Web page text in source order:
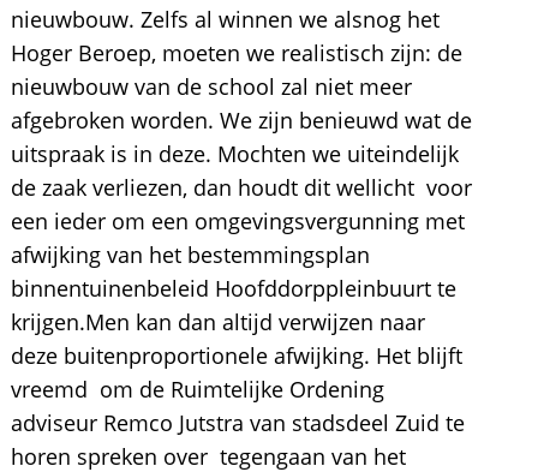
nieuwbouw. Zelfs al winnen we alsnog het
Hoger Beroep, moeten we realistisch zijn: de
nieuwbouw van de school zal niet meer
afgebroken worden. We zijn benieuwd wat de
uitspraak is in deze. Mochten we uiteindelijk
de zaak verliezen, dan houdt dit wellicht voor
een ieder om een omgevingsvergunning met
afwijking van het bestemmingsplan
binnentuinenbeleid Hoofddorppleinbuurt te
krijgen.Men kan dan altijd verwijzen naar
deze buitenproportionele afwijking. Het blijft
vreemd om de Ruimtelijke Ordening
adviseur Remco Jutstra van stadsdeel Zuid te
horen spreken over tegengaan van het